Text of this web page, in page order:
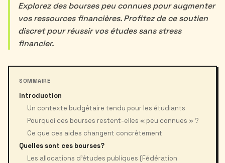
Explorez des bourses peu connues pour augmenter
vos ressources financières. Profitez de ce soutien
discret pour réussir vos études sans stress
financier.
SOMMAIRE
Introduction
Un contexte budgétaire tendu pour les étudiants
Pourquoi ces bourses restent-elles « peu connues » ?
Ce que ces aides changent concrètement
Quelles sont ces bourses?
Les allocations d’études publiques (Fédération